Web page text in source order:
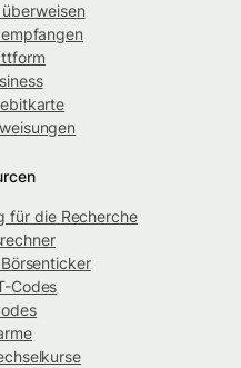
für die Recherche
Codes